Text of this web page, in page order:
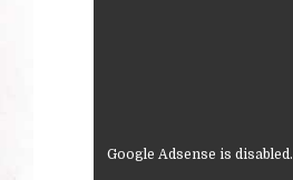
Google Adsense is disabled.